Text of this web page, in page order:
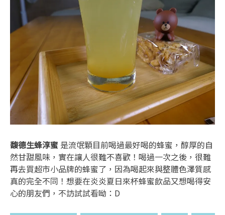
馥德生蜂淳蜜 是流氓顆目前喝過最好喝的蜂蜜，醇厚的自
然甘甜風味，實在讓人很難不喜歡！喝過一次之後，很難
再去買超市小品牌的蜂蜜了，因為喝起來與整體色澤質感
真的完全不同！想要在炎炎夏日來杯蜂蜜飲品又想喝得安
心的朋友們，不訪試試看呦：D